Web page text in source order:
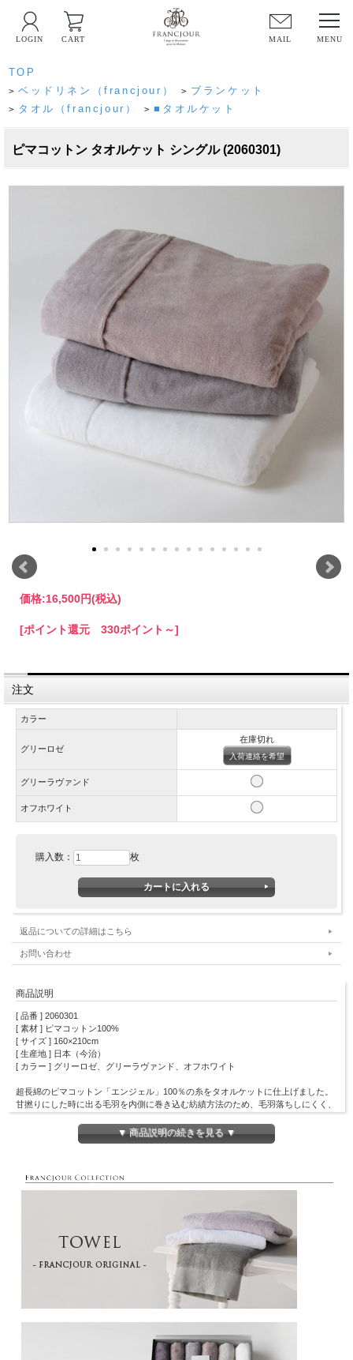
MAIL
LOGIN CART
TOP
> ベッドリネン（francjour） > ブランケット
> タオル（francjour） > ■タオルケット
ピマコットン タオルケット シングル (2060301)
価格:16,500円(税込)
[ポイント還元 330ポイント～]
注文
カラー
グリーロゼ
在庫切れ
入荷連絡を希望
グリーラヴァンド
オフホワイト
購入数： 枚
返品についての詳細はこちら
お問い合わせ
商品説明
[ 品番 ] 2060301
[ 素材 ] ピマコットン100%
[ サイズ ] 160×210cm
[ 生産地 ] 日本（今治）
[ カラー ] グリーロゼ、グリーラヴァンド、オフホワイト
超長綿のピマコットン「エンジェル」100％の糸をタオルケットに仕上げました。
甘撚りにした時に出る毛羽を内側に巻き込む紡績方法のため、毛羽落ちしにくく、
フランジュール独自のニュアンスのある色を表現。
ソファに掛けておいてもインテリアのアクセントになり、ベッドタイム以外にもお
使いいただきやすい逸品です。
タオルは、始めのうちは毛羽が出ますので、ご使用前に洗ってからお使い下さい。
洗濯時、脱水後に天日干しし、半乾きの時に一度パンパンとふると、パイルが立ち
乾燥機をお使いの場合は縮みますので、ご注意下さいませ。
※撮影時の光加減により、画像と実物の色等が異る場合がございます。
▼ 商品説明の続きを見る ▼